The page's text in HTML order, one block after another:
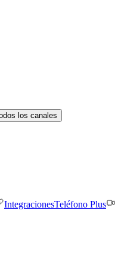
los canales
IntegracionesTeléfono Plus